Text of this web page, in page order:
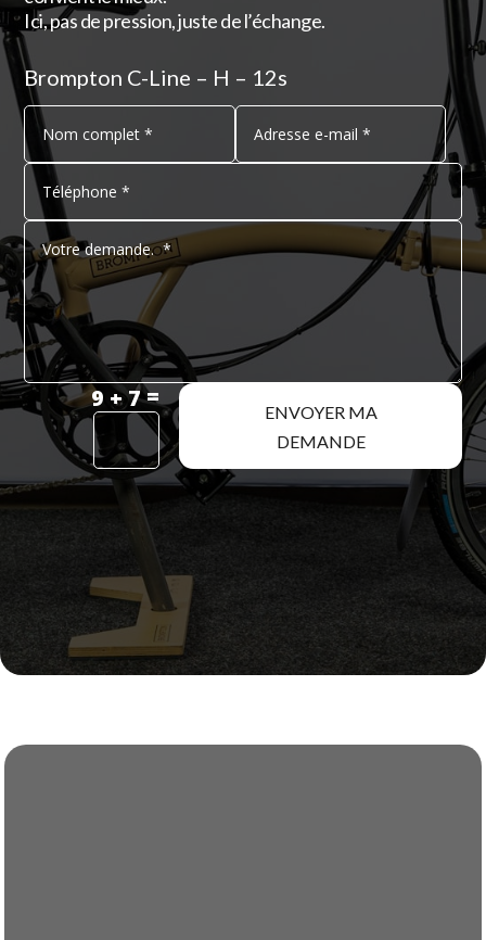
Ici, pas de pression, juste de l’échange.
Brompton C-Line – H – 12s
9 + 7=
ENVOYER MA
DEMANDE